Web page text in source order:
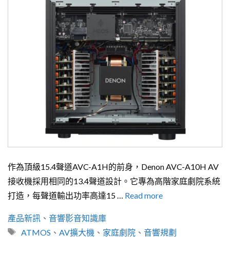
作為頂級15.4聲道AVC-A1H的前身，Denon AVC-A10H AV
接收機採用相同的13.4聲道設計。它專為高階家庭劇院系統
打造，每聲道輸出功率高達15 … Read more
分
類
產品新訊 、 音響影音知識庫
標
ATMOS 、 AV擴大機 、 家庭劇院、 音響規劃